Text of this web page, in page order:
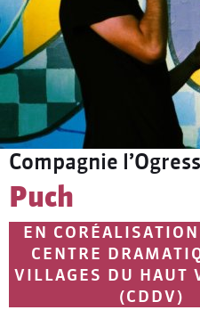
Les plus
Compagnie
Puch
EN
CENTRE
VILLAGES DU HAUT
(CDDV)